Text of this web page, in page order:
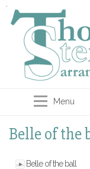
Menu
Belle of the
Belle of the ball